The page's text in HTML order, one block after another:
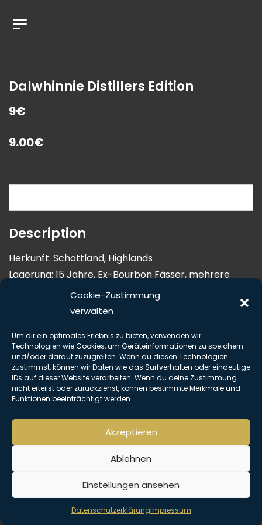
Cookie-Zustimmung
verwalten
Um dir ein optimales Erlebnis zu bieten, verwenden wir
Technologien wie Cookies, um Geräteinformationen zu speichern
und/oder darauf zuzugreifen. Wenn du diesen Technologien
zustimmst, können wir Daten wie das Surfverhalten oder eindeutige
IDs auf dieser Website verarbeiten. Wenn du deine Zustimmung
nicht erteilst oder zurückziehst, können bestimmte Merkmale und
Funktionen beeinträchtigt werden.
Akzeptieren
Ablehnen
Einstellungen ansehen
DatenschutzerklärungImpressum
Dalwhinnie Distillers Edition
9€
9.00€
Description
Herkunft: Schottland, Highlands
Lagerung: 15 Jahre, Ex-Bourbon Fässer, mehrere
Monate im Oloroso-Sherry Fass
Alkoholgehalt: 43%
Aroma: Sherry umgeben von Honig und Malz,
Holzrauch, Eiche
Geschmack: weich, rund, süße Trauben, Eichenholz,
Vanille
Abgang: mittellang, trocken, viel Eichenholz, Vanille
mit Farbstoff
Copyright © Alle Rechte vorbehalten. The Hemingway Club 2026 |
Impressum|Datenschutz